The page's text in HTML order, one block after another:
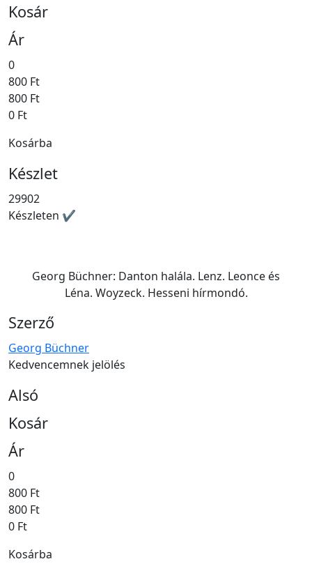
Kosár
Ár
0
800 Ft
800 Ft
0 Ft
Kosárba
Készlet
29902
Készleten ✔
Georg Büchner: Danton halála. Lenz. Leonce és
Léna. Woyzeck. Hesseni hírmondó.
Szerző
Georg Büchner
Kedvencemnek jelölés
Alsó
Kosár
Ár
0
800 Ft
800 Ft
0 Ft
Kosárba